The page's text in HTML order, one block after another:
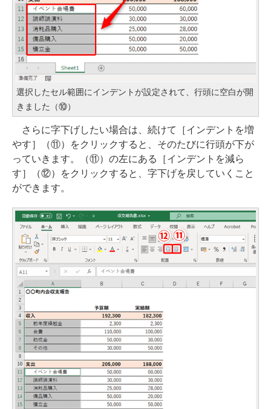
選択したセル範囲にインデントが設定されて、行頭に空白が開
きました（⑩）
さらに字下げしたい場合は、続けて［インデントを増
やす］（⑪）をクリックすると、そのたびに行頭が下が
っていきます。（⑪）の左にある［インデントを減ら
す］（⑫）をクリックすると、字下げを戻していくこと
ができます。